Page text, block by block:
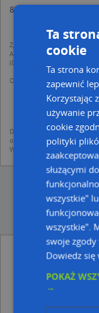
87 520 30 55
Zgodnie z Rozporządzeniem
Administratorem (RODO),
(Operator) z siedzibą w
Operator przetwarza dane
dodania ich do
mapach (art. 6 ust. 1
udostępniania
6 ust. 1 lit. f RODO)
Dane pochodzą z
oraz od podmiotów
Więcej informacji dot. RODO:
SANEPID -
pobliżu
Powiatowy
Polskiego 12, 19-400
Miejski Ośrodek
Ta
cookie
Ta strona
zapewnić
Korzystając
używanie
cookie
polityki
służącymi
wszystkie"
wszystkie".
swoje zgody
Dowiedz się
POKAŻ
→